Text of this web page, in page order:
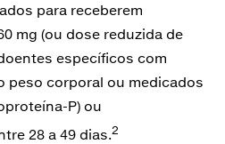
para receberem
mg (ou dose reduzida de
específicos com
peso corporal ou medicados
P) ou
28 a 49 dias.2